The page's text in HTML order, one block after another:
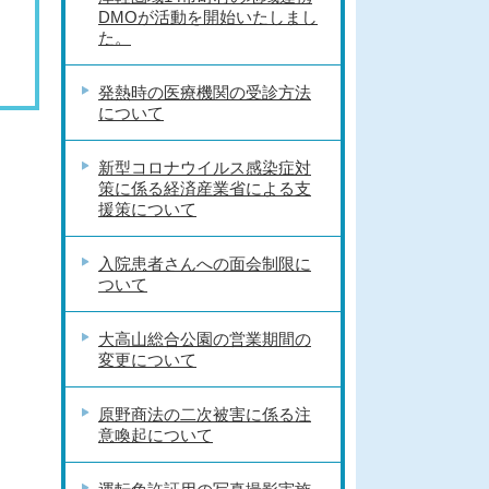
DMOが活動を開始いたしまし
た。
発熱時の医療機関の受診方法
について
新型コロナウイルス感染症対
策に係る経済産業省による支
援策について
入院患者さんへの面会制限に
ついて
大高山総合公園の営業期間の
変更について
原野商法の二次被害に係る注
意喚起について